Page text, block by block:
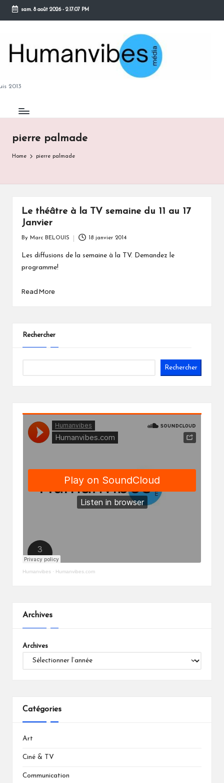
Skip
content
sam. 8 août 2026- 2:17:08 PM
2013
pierre palmade
Home pierre palmade
Le théâtre à la TV semaine du 11 au 17
Janvier
by
By Marc BELOUIS 18 janvier 2014
Les diffusions de la semaine à la TV. Demandez le
programme!
Read More
Rechercher
Rechercher
Humanvibes · Humanvibes.com
Archives
Archives
Catégories
Art
Ciné & TV
Communication